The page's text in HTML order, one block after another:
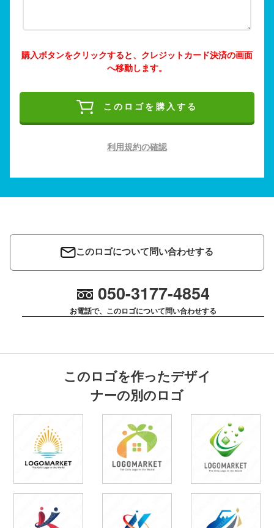
購入ボタンをクリックすると、クレジットカード決済の画面
へ移動します。
このロゴを購入する
利用規約の確認
このロゴについて問い合わせする
050-3177-4854
お電話で、このロゴについて問い合わせする
このロゴを作ったデザイ
ナーの別のロゴ